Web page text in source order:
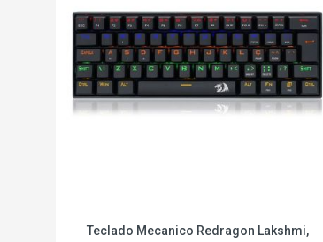
Teclado Mecanico Redragon Lakshmi,